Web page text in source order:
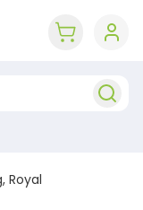
Royal